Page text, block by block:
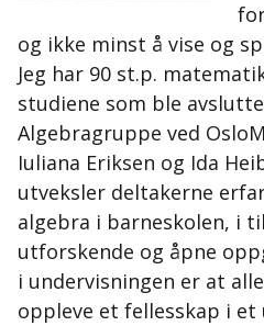
og ikke minst å vise og
Jeg har 90 st.p.
studiene som ble
Algebragruppe ved
Iuliana Eriksen og Ida
utveksler deltakerne
algebra i barneskolen, i
utforskende og åpne
i undervisningen er at
oppleve et fellesskap i